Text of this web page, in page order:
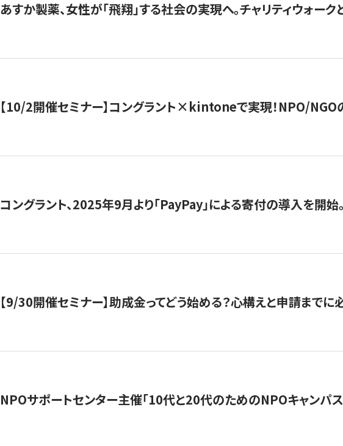
あすか製薬、女性が「飛翔」する社会の実現へ。チャリティウォー
【10/2開催セミナー】コングラント×kintoneで実現！NPO/NGO
コングラント、2025年9月より「PayPay」による寄付の導入を開始
【9/30開催セミナー】助成金ってどう始める？心構えと申請まで
NPOサポートセンター主催「10代と20代のためのNPOキャンパ